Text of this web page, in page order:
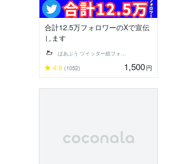
合計12.5万フォロワーのXで宣伝
します
ぱあぷう ツイッター総フォロワー82万人
4.9 (1052) 1,500円